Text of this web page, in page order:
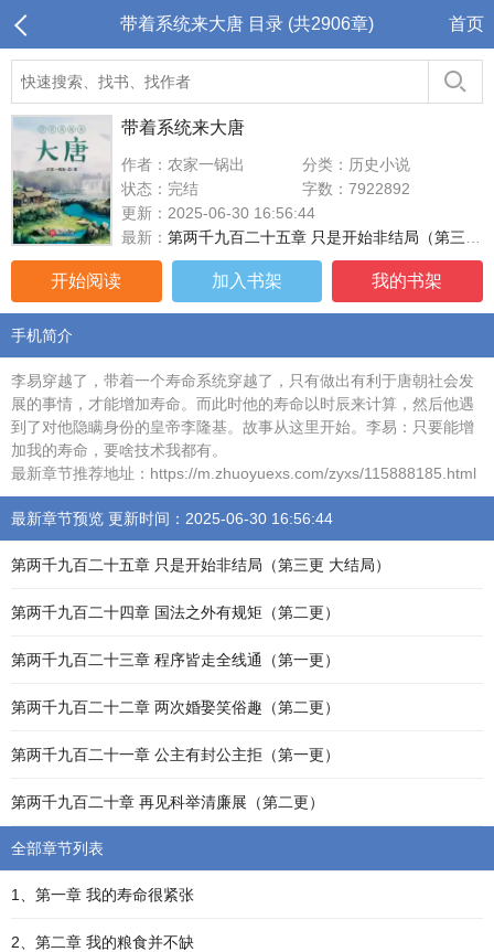
带着系统来大唐 目录 (共2906章) 首页
带着系统来大唐
作者：农家一锅出
分类：历史小说
状态：完结
字数：7922892
更新：2025-06-30 16:56:44
最新： 第两千九百二十五章 只是开始非结局（第三更 大结局）
开始阅读 加入书架 我的书架
手机简介
李易穿越了，带着一个寿命系统穿越了，只有做出有利于唐朝社会发
展的事情，才能增加寿命。而此时他的寿命以时辰来计算，然后他遇
到了对他隐瞒身份的皇帝李隆基。故事从这里开始。李易：只要能增
加我的寿命，要啥技术我都有。
最新章节推荐地址：https://m.zhuoyuexs.com/zyxs/115888185.html
最新章节预览 更新时间：2025-06-30 16:56:44
第两千九百二十五章 只是开始非结局（第三更 大结局）
第两千九百二十四章 国法之外有规矩（第二更）
第两千九百二十三章 程序皆走全线通（第一更）
第两千九百二十二章 两次婚娶笑俗趣（第二更）
第两千九百二十一章 公主有封公主拒（第一更）
第两千九百二十章 再见科举清廉展（第二更）
全部章节列表
1、第一章 我的寿命很紧张
2、第二章 我的粮食并不缺